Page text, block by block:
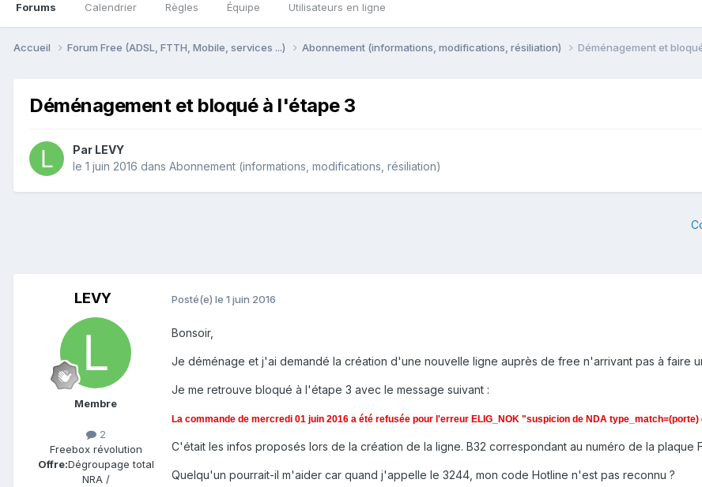
Forums Calendrier Règles Équipe Utilisateurs en ligne
Accueil Forum Free (ADSL, FTTH, Mobile, services ...) Abonnement (informations, modifications, résiliation) Déménagement et
Déménagement et bloqué à l'étape 3
Par LEVY
le 1 juin 2016 dans Abonnement (informations, modifications, résiliation)
LEVY
Membre
2
Freebox révolution
Offre:Dégroupage total
NRA /
Posté(e) le 1 juin 2016
Bonsoir,
Je déménage et j'ai demandé la création d'une nouvelle ligne auprès de free n'arrivant pas à faire
Je me retrouve bloqué à l'étape 3 avec le message suivant :
La commande de mercredi 01 juin 2016 a été refusée pour l'erreur ELIG_NOK "suspicion de NDA
C'était les infos proposés lors de la création de la ligne. B32 correspondant au numéro de la plaque
Quelqu'un pourrait-il m'aider car quand j'appelle le 3244, mon code Hotline n'est pas reconnu ?